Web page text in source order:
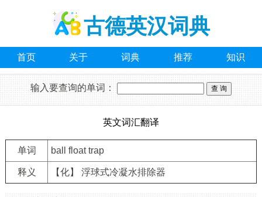
古德英汉词典
首页 关于 词典 推荐 知识
输入要查询的单词：
英文词汇翻译
单词 ball float trap
释义 【化】 浮球式冷凝水排除器